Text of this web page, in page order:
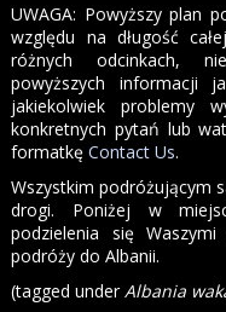
UWAGA: Powyższy plan
względu na długość
różnych odcinkach,
powyższych informacji
jakiekolwiek problemy
konkretnych pytań lub
formatkęContact Us.
Wszystkim podróżującym
drogi. Poniżej w
podzielenia się
podróży do Albanii.
(tagged underAlbania